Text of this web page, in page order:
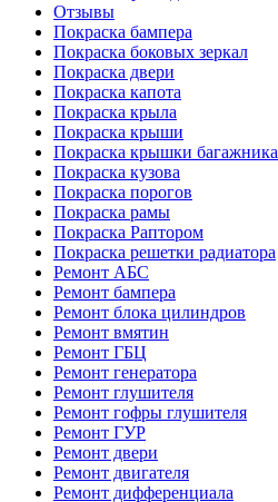
Отзывы
Покраска бампера
Покраска боковых зеркал
Покраска двери
Покраска капота
Покраска крыла
Покраска крыши
Покраска крышки багажника
Покраска кузова
Покраска порогов
Покраска рамы
Покраска Раптором
Покраска решетки радиатора
Ремонт АБС
Ремонт бампера
Ремонт блока цилиндров
Ремонт вмятин
Ремонт ГБЦ
Ремонт генератора
Ремонт глушителя
Ремонт гофры глушителя
Ремонт ГУР
Ремонт двери
Ремонт двигателя
Ремонт дифференциала